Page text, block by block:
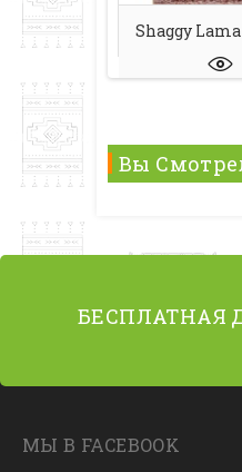
Shaggy
Вы
БЕСПЛАТНАЯ
МЫ В FACEBOOK